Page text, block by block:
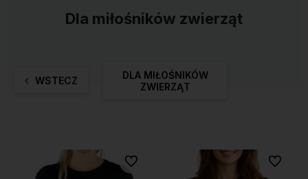
Dla miłośników zwierząt
WSTECZ
DLA MIŁOŚNIKÓW
ZWIERZĄT
Do ulubionych Do